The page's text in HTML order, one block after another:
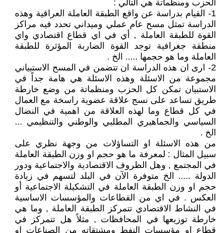
الحزب ومنظماتة هي التالي :
1- القيام بدراسة عن واقع الطبقة العاملة العراقية وهذه
الدراسة تمثل مسح عام عملي وميداني تحدد فيه مراكز
القوة للطبقة العاملة , أي في اي قطاع اقتصادي واي
منطقة جغرافية توجد القوة الضاربة المؤثرة للطبقة
العاملة وما هو حجمها ..... الخ .
2- ارى ان هذه الدراسة ان تتضمن في المسح الاستبياني
مجموعة من الاسئلة وهذه الاسئلة هي هامة جداً في
الاستبيان تمكن كل الحزب ومنظماتة من وضع خارطة
طريق تساعد على نسج علاقة عضوية راسخة مع العمال
في كل قطاع وما لهذه العلاقة من اهمية في النضال
السياسي والجماهيري المطلبي والوطني والتنظيمي ...
الخ .
من هذه الاسئلة او التساؤلات من وجهة نظري على
سبيل المثال : لمعرفة ما هو حجم او وزن الطبقة العاملة
في المجتمع , وهل الظروف الاقتصادية والاجتماعية ودور
الدولة ..... الخ متوفرة الآن في البلد لتسهم في زيادة
حجم او وزن الطبقة العاملة في التشكيلة الاجتماعية أو
العكس . في اي من القطاعات والمؤسسات الاساسية
في النشاط الاقتصادي تتمركز الطبقة العاملة , وما هي
خارطة توزيعها في المحافظات , مثلاً هل تتمركز في
قطاع او مؤسسات النفط ومشتقاته من الصناعات او